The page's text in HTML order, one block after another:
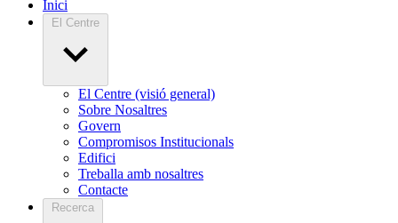
Inici
El Centre
El Centre (visió general)
Sobre Nosaltres
Govern
Compromisos Institucionals
Edifici
Treballa amb nosaltres
Contacte
Recerca